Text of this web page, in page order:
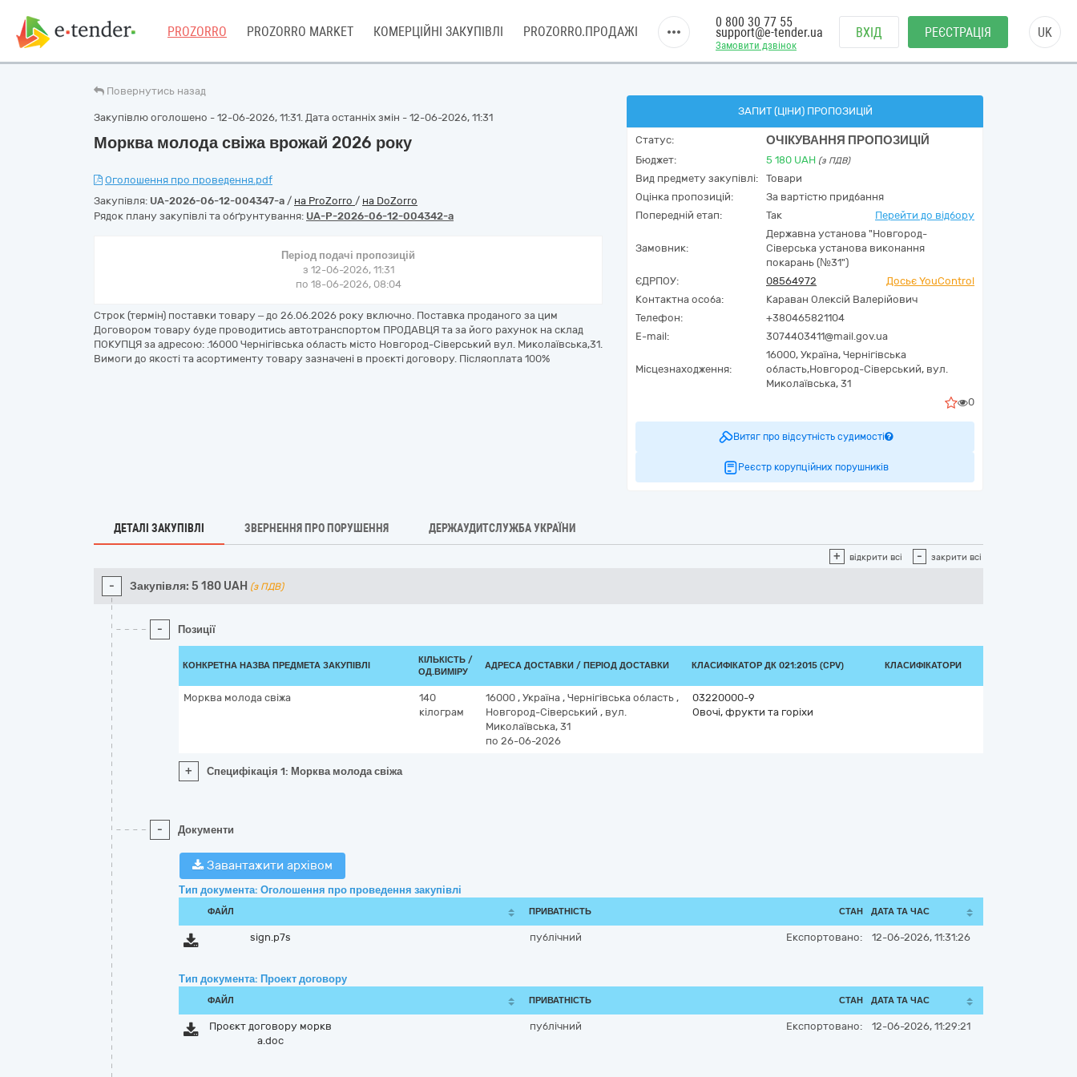
PROZORRO PROZORRO MARKET КОМЕРЦІЙНІ ЗАКУПІВЛІ PROZORRO.ПРОДАЖІ
Замовити дзвінок
0 800 30 77 55
support@e-tender.ua ВХІД РЕЄСТРАЦІЯ UK
Повернутись назад
Закупівлю оголошено - 12-06-2026, 11:31. Дата останніх змін - 12-06-2026, 11:31
Морква молода свіжа врожай 2026 року
Оголошення про проведення.pdf
Закупівля: UA-2026-06-12-004347-a / на ProZorro / на DoZorro
Рядок плану закупівлі та обґрунтування: UA-P-2026-06-12-004342-a
Період подачі пропозицій
з 12-06-2026, 11:31
по 18-06-2026, 08:04
Строк (термін) поставки товару – до 26.06.2026 року включно. Поставка проданого за цим
Договором товару буде проводитись автотранспортом ПРОДАВЦЯ та за його рахунок на склад
ПОКУПЦЯ за адресою: .16000 Чернігівська область місто Новгород-Сіверський вул. Миколаївська,31.
Вимоги до якості та асортименту товару зазначені в проєкті договору. Післяоплата 100%
ЗАПИТ (ЦІНИ) ПРОПОЗИЦІЙ
Статус: ОЧІКУВАННЯ ПРОПОЗИЦІЙ
Бюджет: 5 180 UAH (з ПДВ)
Вид предмету закупівлі:
Товари
Оцінка пропозицій:
За вартістю придбання
Попередній етап:
Так Перейти до відбору
Замовник:
Державна установа "Новгород-
Сіверська установа виконання
покарань (№31")
ЄДРПОУ:
08564972
Досьє YouControl
Контактна особа:
Караван Олексій Валерійович
Телефон:
+380465821104
E-mail:
3074403411@mail.gov.ua
Місцезнаходження:
16000, Україна, Чернігівська
область,Новгород-Сіверський, вул.
Миколаївська, 31
0
Витяг про відсутність судимості
Реєстр корупційних порушників
ДЕТАЛІ ЗАКУПІВЛІ ЗВЕРНЕННЯ ПРО ПОРУШЕННЯ ДЕРЖАУДИТСЛУЖБА УКРАЇНИ
+ відкрити всі - закрити всі
- Закупівля: 5 180 UAH (з ПДВ)
- Позиції
КОНКРЕТНА НАЗВА ПРЕДМЕТА ЗАКУПІВЛІ
КІЛЬКІСТЬ /
ОД.ВИМІРУ
АДРЕСА ДОСТАВКИ / ПЕРІОД ДОСТАВКИ КЛАСИФІКАТОР ДК 021:2015 (CPV) КЛАСИФІКАТОРИ
Морква молода свіжа
140
кілограм
16000 , Україна , Чернігівська область ,
Новгород-Сіверський , вул.
Миколаївська, 31
по 26-06-2026
03220000-9
Овочі, фрукти та горіхи
+ Специфікація 1: Морква молода свіжа
- Документи
Завантажити архівом
Тип документа: Оголошення про проведення закупівлі
ФАЙЛ ПРИВАТНІСТЬ СТАН ДАТА ТА ЧАС
sign.p7s публічний Експортовано: 12-06-2026, 11:31:26
Тип документа: Проект договору
ФАЙЛ ПРИВАТНІСТЬ СТАН ДАТА ТА ЧАС
Проєкт договору моркв
а.doc
публічний Експортовано: 12-06-2026, 11:29:21